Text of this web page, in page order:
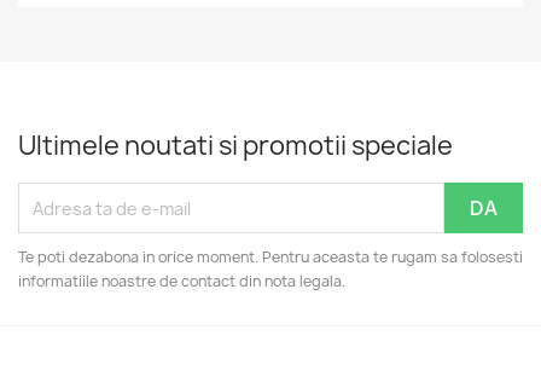
Ultimele noutati si promotii speciale
Te poti dezabona in orice moment. Pentru aceasta te rugam sa folosesti
informatiile noastre de contact din nota legala.